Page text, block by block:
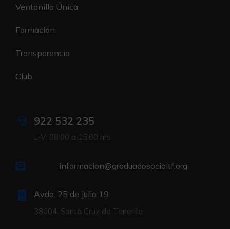
Ventanilla Única
Formación
Transparencia
Club
922 532 235
L-V: 08:00 a 15:00 hrs
informacion@graduadosocialtf.org
Avda. 25 de Julio 19
38004. Santa Cruz de Tenerife